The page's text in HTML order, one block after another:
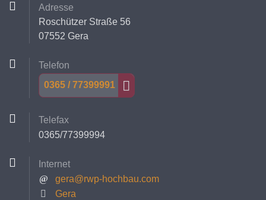
Adresse
Roschützer Straße 56
07552 Gera
Telefon
0365 / 77399991
Telefax
0365/77399994
Internet
gera@rwp-hochbau.com
Gera